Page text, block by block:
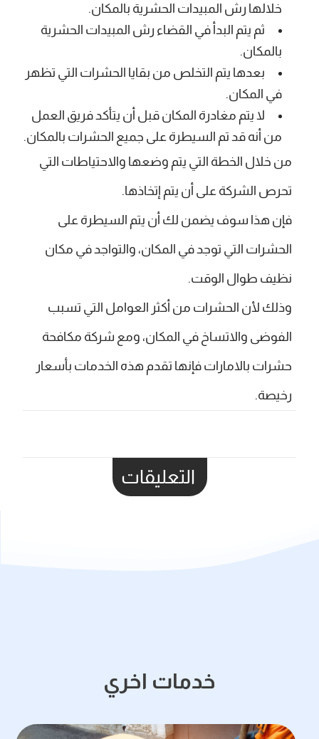
خلالها رش المبيدات الحشرية بالمكان.
ثم يتم البدأ في القضاء رش المبيدات الحشرية
بالمكان.
بعدها يتم التخلص من بقايا الحشرات التي تظهر
في المكان.
لا يتم مغادرة المكان قبل أن يتأكد فريق العمل
من أنه قد تم السيطرة على جميع الحشرات بالمكان.
من خلال الخطة التي يتم وضعها والاحتياطات التي
تحرص الشركة على أن يتم إتخاذها.
فإن هذا سوف يضمن لك أن يتم السيطرة على
الحشرات التي توجد في المكان، والتواجد في مكان
نظيف طوال الوقت.
وذلك لأن الحشرات من أكثر العوامل التي تسبب
الفوضى والاتساخ في المكان، ومع شركة مكافحة
حشرات بالامارات فإنها تقدم هذه الخدمات بأسعار
رخيصة.
التعليقات
خدمات اخري